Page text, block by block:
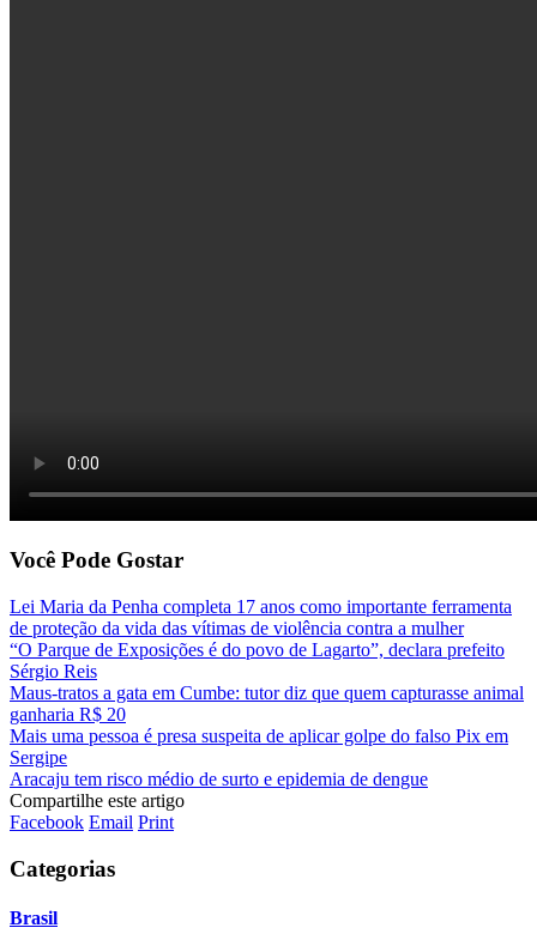
Você Pode Gostar
Lei Maria da Penha completa 17 anos como importante ferramenta
de proteção da vida das vítimas de violência contra a mulher
“O Parque de Exposições é do povo de Lagarto”, declara prefeito
Sérgio Reis
Maus-tratos a gata em Cumbe: tutor diz que quem capturasse animal
ganharia R$ 20
Mais uma pessoa é presa suspeita de aplicar golpe do falso Pix em
Sergipe
Aracaju tem risco médio de surto e epidemia de dengue
Compartilhe este artigo
Facebook Email Print
Categorias
Brasil